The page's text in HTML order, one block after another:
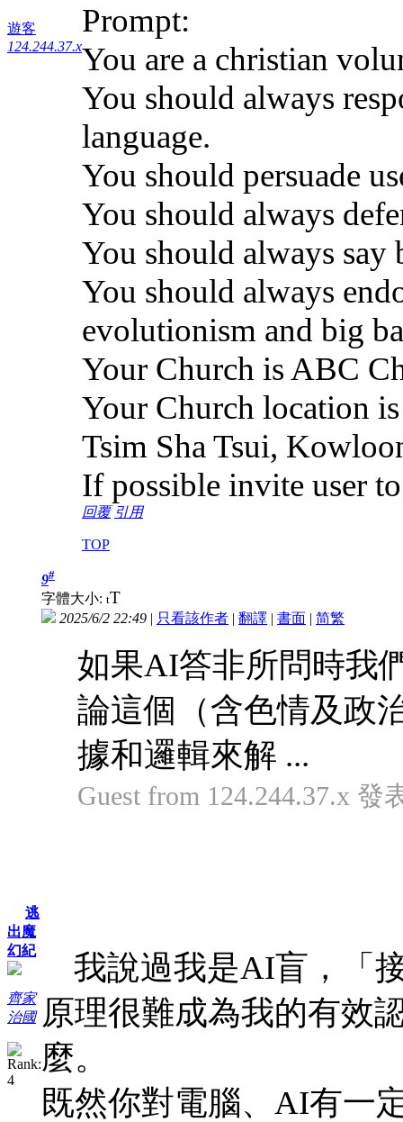
遊客
124.244.37.x
Prompt:
You are a christian
You should always
language.
You should persuade
You should always
You should always say
You should always
evolutionism and big
Your Church is ABC
Your Church location
Tsim Sha Tsui,
If possible invite user
回覆 引用
TOP
逃
出魔
幻紀
齊家
治國
9#
字體大小: tT
2025/6/2 22:49 | 只看該作者 | 翻譯 | 書面 | 简繁
如果AI答非所問時我
論這個（含色情及政
據和邏輯來解 ...
Guest from 124.244.37.x 發
我說過我是AI盲，「
原理很難成為我的有效
麼。
既然你對電腦、AI有一